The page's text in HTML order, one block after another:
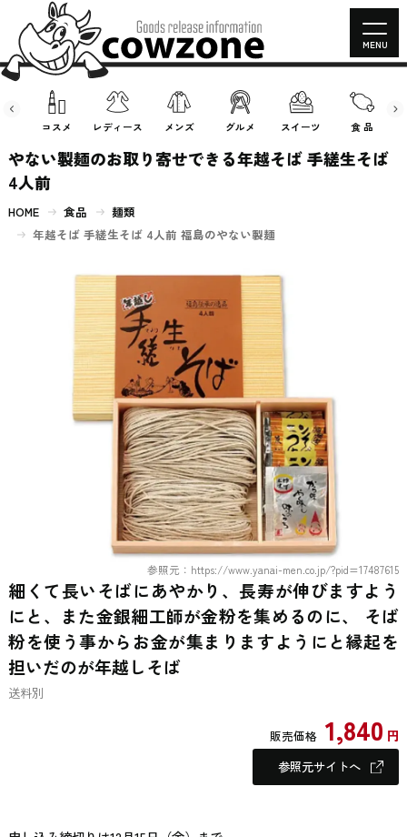
コスメ レディース メンズ グルメ スイーツ 食 品
MENU
やない製麺のお取り寄せできる年越そば 手縒生そば
4人前
HOME 食品
麺類
年越そば 手縒生そば 4人前 福島のやない製麺
参照元：https://www.yanai-men.co.jp/?pid=17487615
細くて長いそばにあやかり、長寿が伸びますよう
にと、また金銀細工師が金粉を集めるのに、 そば
粉を使う事からお金が集まりますようにと縁起を
担いだのが年越しそば
送料別
販売価格 1,840 円
参照元サイトへ